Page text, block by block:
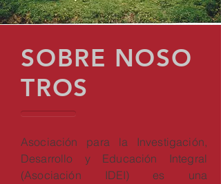
SOBRE NOSO
TROS
Asociación para la Investigación,
Desarrollo y Educación Integral
(Asociación IDEI) es una